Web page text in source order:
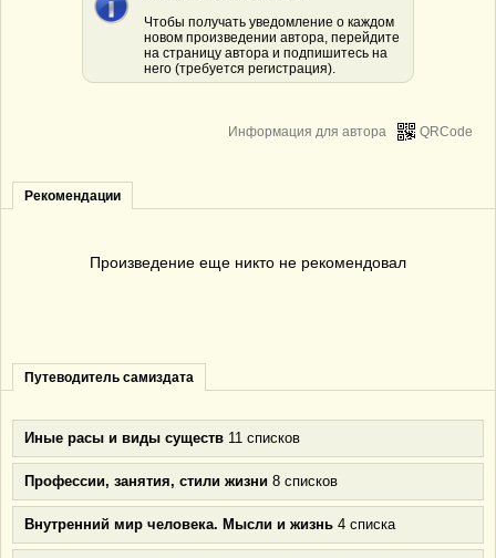
Чтобы получать уведомление о каждом
новом произведении автора, перейдите
на страницу автора и подпишитесь на
него (требуется регистрация).
QRCode
Информация для автора
Рекомендации
Произведение еще никто не рекомендовал
Путеводитель самиздата
Иные расы и виды существ 11 списков
Профессии, занятия, стили жизни 8 списков
Внутренний мир человека. Мысли и жизнь 4 списка